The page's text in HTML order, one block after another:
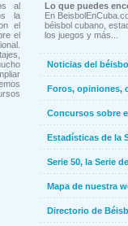
al
la
el
el
Lo que puedes
En
béisbol cubano,
los juegos y más...
Noticias del
Foros, opiniones,
Concursos sobre
Estadísticas de la
Serie 50, la Serie
Mapa de nuestra
Directorio de